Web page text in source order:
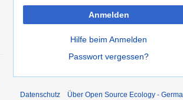
Anmelden
Hilfe beim Anmelden
Passwort vergessen?
Datenschutz Über Open Source Ecology -